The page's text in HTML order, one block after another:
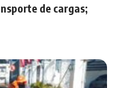
de cargas;